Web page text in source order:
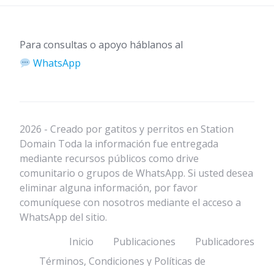
Para consultas o apoyo háblanos al
WhatsApp
2026 - Creado por gatitos y perritos en Station
Domain Toda la información fue entregada
mediante recursos públicos como drive
comunitario o grupos de WhatsApp. Si usted desea
eliminar alguna información, por favor
comuníquese con nosotros mediante el acceso a
WhatsApp del sitio.
Inicio
Publicaciones
Publicadores
Términos, Condiciones y Políticas de